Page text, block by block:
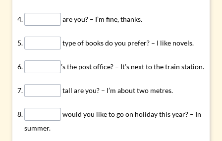
are you? – I’m fine, thanks.
type of books do you prefer? – I like novels.
’s the post office? – It’s next to the train station.
tall are you? – I’m about two metres.
would you like to go on holiday this year? – In
summer.